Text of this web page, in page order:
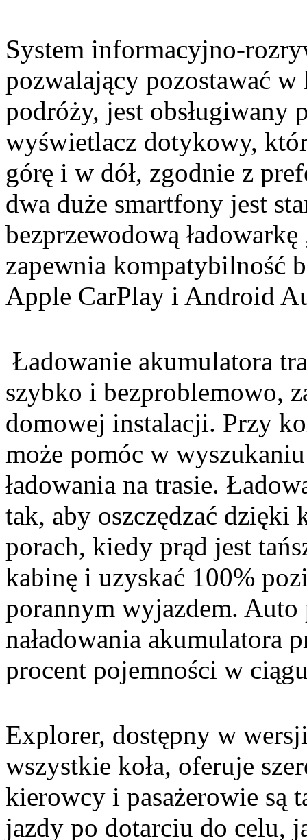
System informacyjno-
pozwalający pozostawać
podróży, jest obsługiwany
wyświetlacz dotykowy,
górę i w dół, zgodnie z
dwa duże smartfony jest
bezprzewodową
zapewnia kompatybilność
Apple CarPlay i Android
Ładowanie akumulatora
szybko i bezproblemowo,
domowej instalacji. Przy
może pomóc w
ładowania na trasie.
tak, aby oszczędzać
porach, kiedy prąd jest
kabinę i uzyskać 100%
porannym wyjazdem. Auto
naładowania akumulatora
procent pojemności w
Explorer, dostępny w
wszystkie koła, oferuje
kierowcy i pasażerowie są
jazdy po dotarciu do celu,